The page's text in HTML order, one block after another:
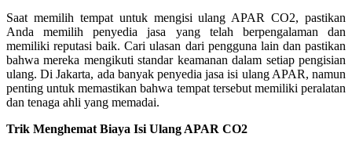
Saat memilih tempat untuk mengisi ulang APAR CO2, pastikan
Anda memilih penyedia jasa yang telah berpengalaman dan
memiliki reputasi baik. Cari ulasan dari pengguna lain dan pastikan
bahwa mereka mengikuti standar keamanan dalam setiap pengisian
ulang. Di Jakarta, ada banyak penyedia jasa isi ulang APAR, namun
penting untuk memastikan bahwa tempat tersebut memiliki peralatan
dan tenaga ahli yang memadai.
Trik Menghemat Biaya Isi Ulang APAR CO2